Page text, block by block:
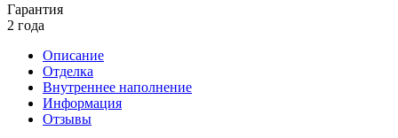
Гарантия
2 года
Описание
Отделка
Внутреннее наполнение
Информация
Отзывы